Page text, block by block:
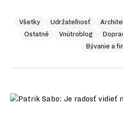
Všetky Udržateľnosť
Ostatné
Vnútroblog
Bývanie a